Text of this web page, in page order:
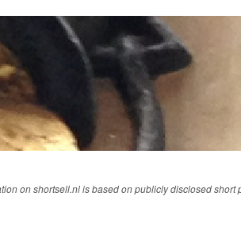
on shortsell.nl is based on publicly disclosed short